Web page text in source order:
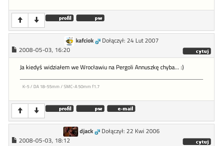
kafciok
Dołączył: 24 Lut 2007
2008-05-03, 16:20
Ja kiedyś widziałem we Wrocławiu na Pergoli Annuszkę chyba... :)
K-5 / DA 18-55mm / SMC-A 50mm f1.7
djack
Dołączył: 22 Kwi 2006
2008-05-03, 18:12